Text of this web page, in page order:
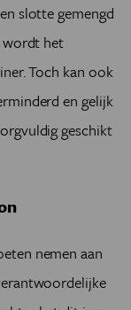
slotte gemengd
wordt het
Toch kan ook
en gelijk
geschikt
nemen aan